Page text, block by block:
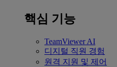
핵심 기능
TeamViewer AI
디지털 직원 경험
원격 지원 및 제어